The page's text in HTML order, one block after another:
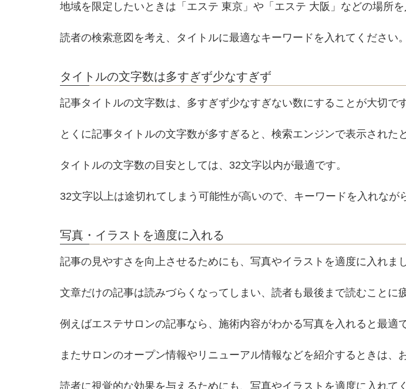
地域を限定したいときは「エステ 東京」や「エステ 大阪」などの場所を
読者の検索意図を考え、タイトルに最適なキーワードを入れてください。
タイトルの文字数は多すぎず少なすぎず
記事タイトルの文字数は、多すぎず少なすぎない数にすることが大切です
とくに記事タイトルの文字数が多すぎると、検索エンジンで表示された
タイトルの文字数の目安としては、32文字以内が最適です。
32文字以上は途切れてしまう可能性が高いので、キーワードを入れなが
写真・イラストを適度に入れる
記事の見やすさを向上させるためにも、写真やイラストを適度に入れま
文章だけの記事は読みづらくなってしまい、読者も最後まで読むことに
例えばエステサロンの記事なら、施術内容がわかる写真を入れると最適で
またサロンのオープン情報やリニューアル情報などを紹介するときは、
読者に視覚的な効果を与えるためにも、写真やイラストを適度に入れて